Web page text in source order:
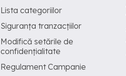
Lista categoriilor
Siguranța tranzacțiilor
Modifică setările de
confidențialitate
Regulament Campanie